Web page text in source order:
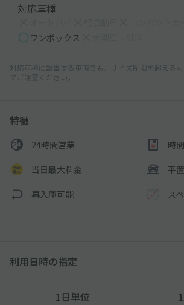
対応車種
ワンボックス
対応車種に該当する車両でも、サイズ制限を超える
でご注意ください。
特徴
24時間営業 時
当日最大料金 平
再入庫可能 ス
利用日時の指定
1日単位